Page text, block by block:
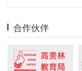
合作伙伴